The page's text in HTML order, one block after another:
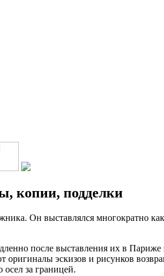
копии, подделки
Он выставлялся многократно
после выставления их в
оригиналы эскизов и рисунков
осел за границей.